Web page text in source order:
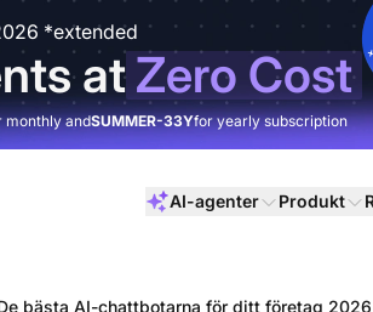
*extended
atZero Cost
monthly andSUMMER-33Yfor yearly subscription
AI-agenter Produkt
bästa AI-chattbotarna för ditt företag 2026